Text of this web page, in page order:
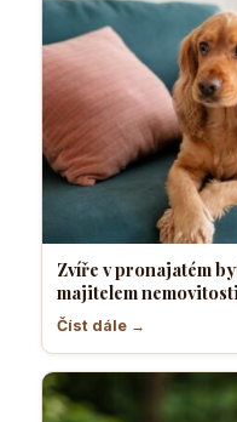
Zvíře v pronajatém
majitelem nemovitosti
Číst dále →